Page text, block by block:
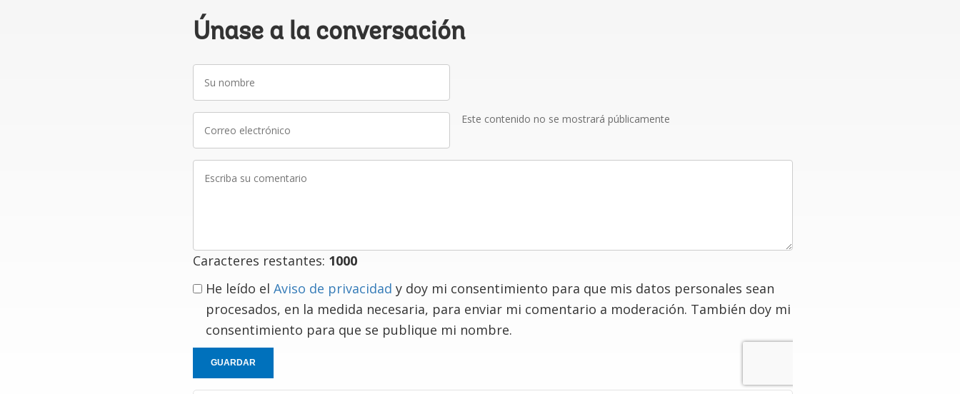
Únase a la conversación
nombre
electrónico
Este contenido no se mostrará públicamente
Caracteres restantes: 1000
He leído el Aviso de privacidad y doy mi consentimiento para que mis datos personales sean
procesados, en la medida necesaria, para enviar mi comentario a moderación. También doy mi
consentimiento para que se publique mi nombre.
GUARDAR